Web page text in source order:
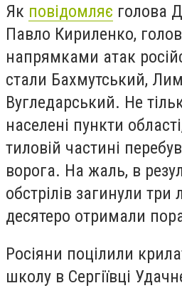
Як повідомляє голова
Павло Кириленко,
напрямками атак
стали Бахмутський,
Вугледарський. Не
населені пункти
тиловій частині
ворога. На жаль, в
обстрілів загинули
десятеро отримали
Росіяни поцілили
школу в Сергіївці